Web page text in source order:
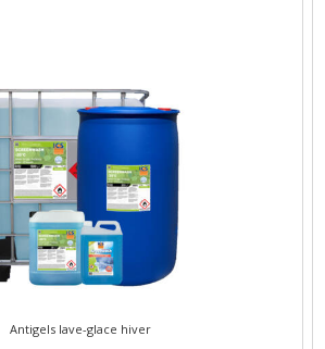
Antigels lave-glace hiver